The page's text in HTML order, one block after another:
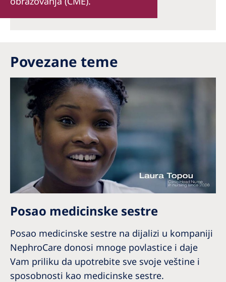
Povezane teme
Posao medicinske sestre
Posao medicinske sestre na dijalizi u kompaniji
NephroCare donosi mnoge povlastice i daje
Vam priliku da upotrebite sve svoje veštine i
sposobnosti kao medicinske sestre.